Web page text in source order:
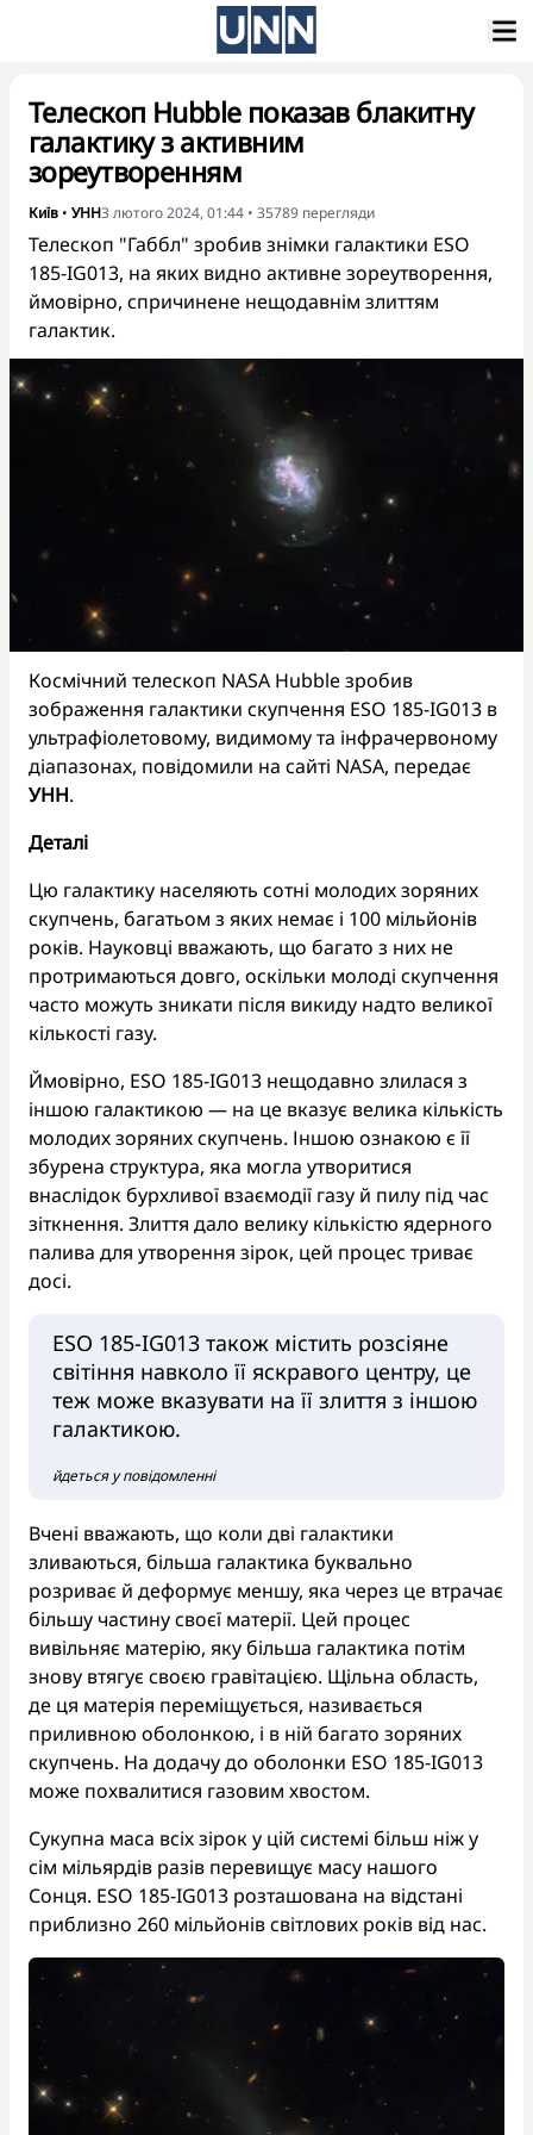
Телескоп Hubble показав блакитну
галактику з активним
зореутворенням
Київ • УНН3 лютого 2024, 01:44 • 35789 перегляди
Телескоп "Габбл" зробив знімки галактики ESO
185-IG013, на яких видно активне зореутворення,
ймовірно, спричинене нещодавнім злиттям
галактик.
Космічний телескоп NASA Hubble зробив
зображення галактики скупчення ESO 185-IG013 в
ультрафіолетовому, видимому та інфрачервоному
діапазонах, повідомили на сайті NASA, передає
УНН.
Деталі
Цю галактику населяють сотні молодих зоряних
скупчень, багатьом з яких немає і 100 мільйонів
років. Науковці вважають, що багато з них не
протримаються довго, оскільки молоді скупчення
часто можуть зникати після викиду надто великої
кількості газу.
Ймовірно, ESO 185-IG013 нещодавно злилася з
іншою галактикою — на це вказує велика кількість
молодих зоряних скупчень. Іншою ознакою є її
збурена структура, яка могла утворитися
внаслідок бурхливої взаємодії газу й пилу під час
зіткнення. Злиття дало велику кількістю ядерного
палива для утворення зірок, цей процес триває
досі.
ESO 185-IG013 також містить розсіяне
світіння навколо її яскравого центру, це
теж може вказувати на її злиття з іншою
галактикою.
йдеться у повідомленні
Вчені вважають, що коли дві галактики
зливаються, більша галактика буквально
розриває й деформує меншу, яка через це втрачає
більшу частину своєї матерії. Цей процес
вивільняє матерію, яку більша галактика потім
знову втягує своєю гравітацією. Щільна область,
де ця матерія переміщується, називається
приливною оболонкою, і в ній багато зоряних
скупчень. На додачу до оболонки ESO 185-IG013
може похвалитися газовим хвостом.
Сукупна маса всіх зірок у цій системі більш ніж у
сім мільярдів разів перевищує масу нашого
Сонця. ESO 185-IG013 розташована на відстані
приблизно 260 мільйонів світлових років від нас.